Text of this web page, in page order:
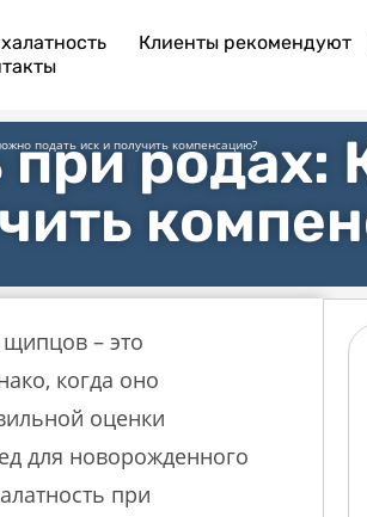
Клиенты рекомендуют
подать иск и получить компенсацию?
родах:
– это
когда оно
оценки
для новорожденного
при